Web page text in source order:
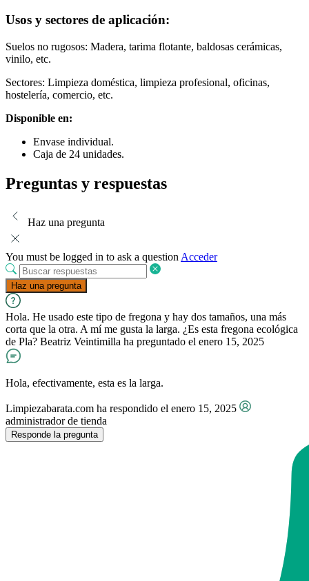
Usos y sectores de aplicación:
Suelos no rugosos: Madera, tarima flotante, baldosas cerámicas,
vinilo, etc.
Sectores: Limpieza doméstica, limpieza profesional, oficinas,
hostelería, comercio, etc.
Disponible en:
Envase individual.
Caja de 24 unidades.
Preguntas y respuestas
Haz una pregunta
You must be logged in to ask a question Acceder
Haz una pregunta
Hola. He usado este tipo de fregona y hay dos tamaños, una más
corta que la otra. A mí me gusta la larga. ¿Es esta fregona ecológica
de Pla? Beatriz Veintimilla ha preguntado el enero 15, 2025
Hola, efectivamente, esta es la larga.
Limpiezabarata.com ha respondido el enero 15, 2025
administrador de tienda
Responde la pregunta